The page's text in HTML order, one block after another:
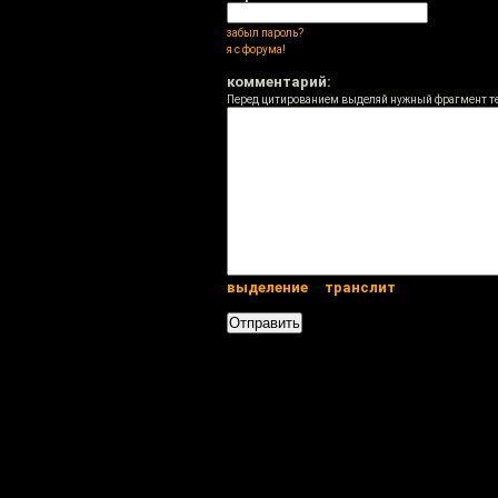
забыл пароль?
я с форума!
комментарий:
Перед цитированием выделяй нужный фрагмент
выделение транслит